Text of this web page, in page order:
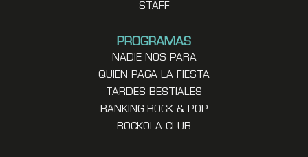
STAFF
PROGRAMAS
NADIE NOS PARA
QUIEN PAGA LA FIESTA
TARDES BESTIALES
RANKING ROCK & POP
ROCKOLA CLUB